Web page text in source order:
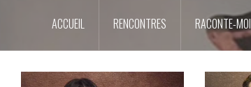
ACCUEIL RENCONTRES RACONTE-MOI